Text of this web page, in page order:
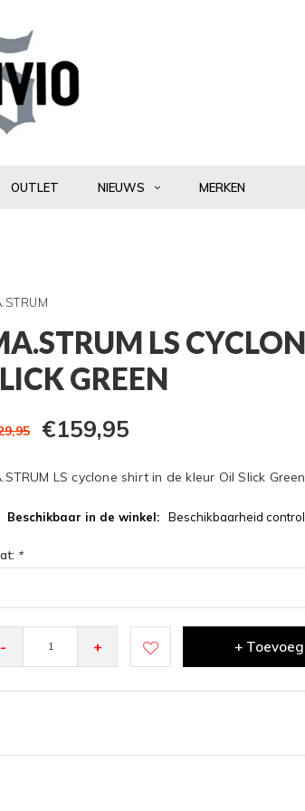
OUTLET NIEUWS MERKEN
LS
GREEN
€159,95
LS cyclone shirt in de kleur Oil Slick Green
Beschikbaar in de winkel: Beschikbaarheid
*
- + +